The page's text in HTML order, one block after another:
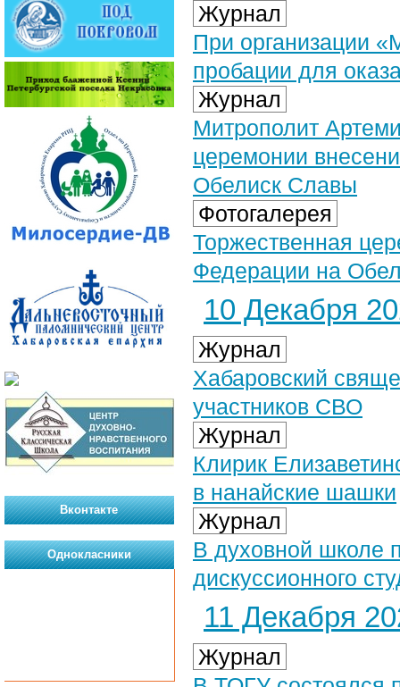
Журнал
При организации
пробации для
Журнал
Митрополит
церемонии
Обелиск Славы
Фотогалерея
Торжественная
Федерации на
10 Декабря
Журнал
Хабаровский
участников СВО
Журнал
Клирик
в нанайские шашки
Журнал
В духовной школе
дискуссионного
11 Декабря
Журнал
Вконтакте
Однокласники